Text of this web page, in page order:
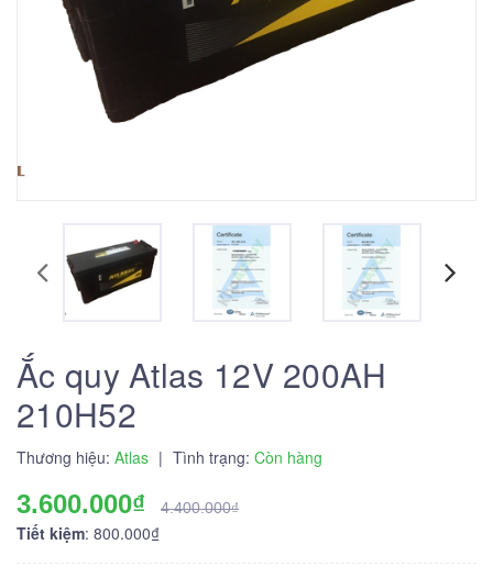
Ắc quy Atlas 12V 200AH
210H52
Thương hiệu: Atlas | Tình trạng: Còn hàng
3.600.000₫ 4.400.000₫
Tiết kiệm: 800.000₫